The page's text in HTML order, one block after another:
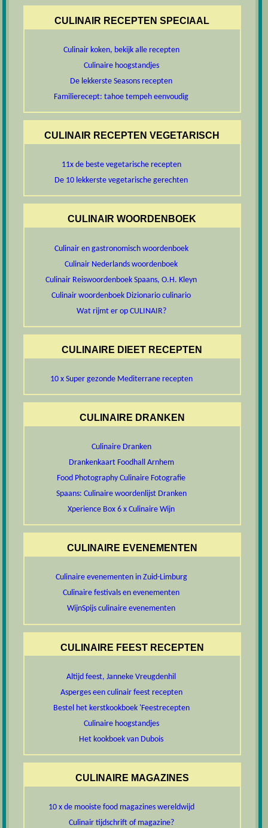
CULINAIR RECEPTEN SPECIAAL
Culinair koken, bekijk alle recepten
Culinaire hoogstandjes
De lekkerste Seasons recepten
Familierecept: tahoe tempeh eenvoudig
CULINAIR RECEPTEN VEGETARISCH
11x de beste vegetarische recepten
De 10 lekkerste vegetarische gerechten
CULINAIR WOORDENBOEK
Culinair en gastronomisch woordenboek
Culinair Nederlands woordenboek
Culinair Reiswoordenboek Spaans, O.H. Kleyn
Culinair woordenboek Dizionario culinario
Wat rijmt er op CULINAIR?
CULINAIRE DIEET RECEPTEN
10 x Super gezonde Mediterrane recepten
CULINAIRE DRANKEN
Culinaire Dranken
Drankenkaart Foodhall Arnhem
Food Photography Culinaire Fotografie
Spaans: Culinaire woordenlijst Dranken
Xperience Box 6 x Culinaire Wijn
CULINAIRE EVENEMENTEN
Culinaire evenementen in Zuid-Limburg
Culinaire festivals en evenementen
WijnSpijs culinaire evenementen
CULINAIRE FEEST RECEPTEN
Altijd feest, Janneke Vreugdenhil
Asperges een culinair feest recepten
Bestel het kerstkookboek 'Feestrecepten
Culinaire hoogstandjes
Het kookboek van Dubois
CULINAIRE MAGAZINES
10 x de mooiste food magazines wereldwijd
Culinair tijdschrift of magazine?